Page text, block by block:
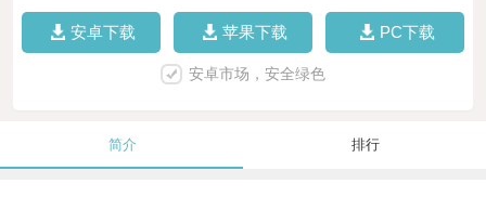
安卓下载 苹果下载 PC下载
安卓市场，安全绿色
简介 排行